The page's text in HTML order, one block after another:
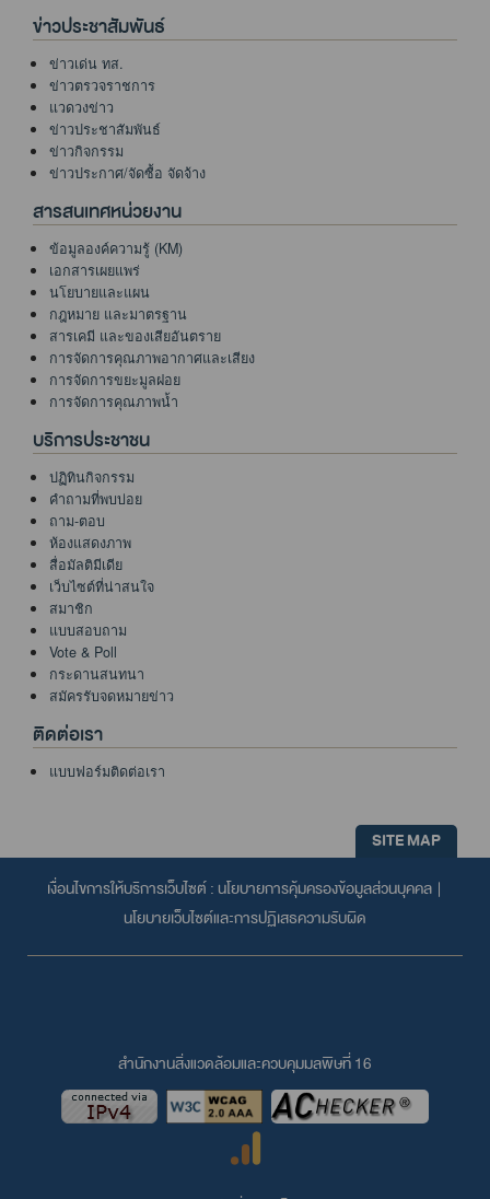
ข่าวประชาสัมพันธ์
ข่าวเด่น ทส.
ข่าวตรวจราชการ
แวดวงข่าว
ข่าวประชาสัมพันธ์
ข่าวกิจกรรม
ข่าวประกาศ/จัดซื้อ จัดจ้าง
สารสนเทศหน่วยงาน
ข้อมูลองค์ความรู้ (KM)
เอกสารเผยแพร่
นโยบายและแผน
กฎหมาย และมาตรฐาน
สารเคมี และของเสียอันตราย
การจัดการคุณภาพอากาศและเสียง
การจัดการขยะมูลฝอย
การจัดการคุณภาพน้ำ
บริการประชาชน
ปฏิทินกิจกรรม
คำถามที่พบบ่อย
ถาม-ตอบ
ห้องแสดงภาพ
สื่อมัลติมีเดีย
เว็บไซต์ที่น่าสนใจ
สมาชิก
แบบสอบถาม
Vote & Poll
กระดานสนทนา
สมัครรับจดหมายข่าว
ติดต่อเรา
แบบฟอร์มติดต่อเรา
SITE MAP
เงื่อนไขการให้บริการเว็บไซต์ : นโยบายการคุ้มครองข้อมูลส่วนบุคคล |
นโยบายเว็บไซต์และการปฏิเสธความรับผิด
สำนักงานสิ่งแวดล้อมและควบคุมมลพิษที่ 16